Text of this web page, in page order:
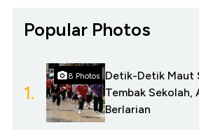
Popular Photos
1.
8 Photos
Detik-Detik Maut
Tembak Sekolah,
Berlarian